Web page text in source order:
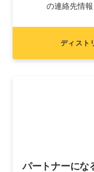
の連絡先情報
ディスト
パートナーにな